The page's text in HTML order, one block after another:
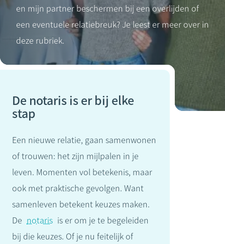
en mijn partner beschermen bij een overlijden of
een eventuele relatiebreuk? Je leest er meer over in
deze rubriek.
De notaris is er bij elke
stap
Een nieuwe relatie, gaan samenwonen
of trouwen: het zijn mijlpalen in je
leven. Momenten vol betekenis, maar
ook met praktische gevolgen. Want
samenleven betekent keuzes maken.
De notaris is er om je te begeleiden
bij die keuzes. Of je nu feitelijk of